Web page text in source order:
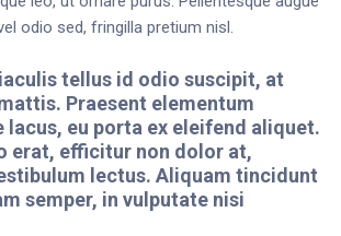
odio sed, fringilla pretium nisl.
tellus id odio suscipit, at
Praesent elementum
lacus, eu porta ex eleifend aliquet.
erat, efficitur non dolor at,
lectus. Aliquam tincidunt
semper, in vulputate nisi